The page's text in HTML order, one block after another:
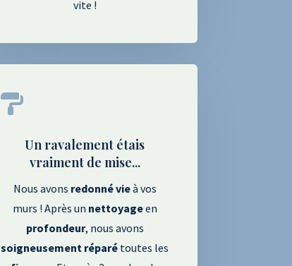
vite !

Un ravalement étais
vraiment de mise...
Nous avons redonnévieà vos
murs ! Après un nettoyageen
profondeur, nous avons
soigneusement réparé toutes les